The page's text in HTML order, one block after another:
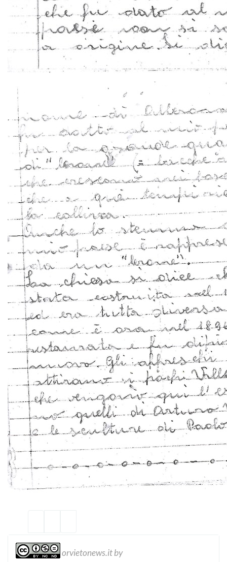
orvietonews.itby